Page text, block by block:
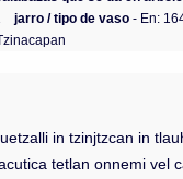
jarro / tipo de vaso - En:
in tzinjtzcan in
tetlan onnemi vel